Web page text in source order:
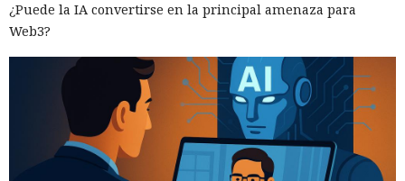
¿Puede la IA convertirse en la principal amenaza para
Web3?